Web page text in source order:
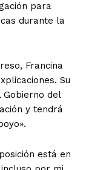
para
durante la
Francina
Su
Gobierno del
y tendrá
está en